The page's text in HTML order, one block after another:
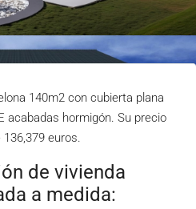
140m2 con cubierta plana
acabadas hormigón. Su precio
euros.
de vivienda
a medida: